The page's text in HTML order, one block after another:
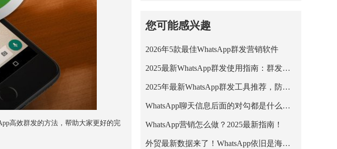
高效群发的方法，帮助大家更好的完
您可能感兴趣
2026年5款最佳WhatsApp群发营销软件
2025最新WhatsApp群发使用指南：群发限制、风险与安全方案解析
2025年最新WhatsApp群发工具推荐，防封号高送达率方案
WhatsApp聊天信息后面的对勾都是什么意思？
WhatsApp营销怎么做？2025最新指南！
外贸最新数据来了！WhatsApp依旧是海外卖家的第一阵地